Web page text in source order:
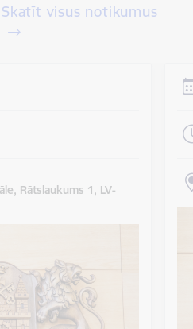
Skatīt visus notikumus
Rātslaukums 1, LV-